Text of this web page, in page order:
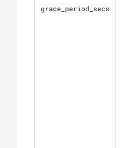
grace_period_secs